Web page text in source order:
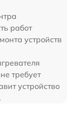
работ
устройств
требует
устройство